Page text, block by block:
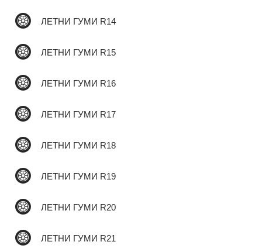
ЛЕТНИ ГУМИ R14
ЛЕТНИ ГУМИ R15
ЛЕТНИ ГУМИ R16
ЛЕТНИ ГУМИ R17
ЛЕТНИ ГУМИ R18
ЛЕТНИ ГУМИ R19
ЛЕТНИ ГУМИ R20
ЛЕТНИ ГУМИ R21